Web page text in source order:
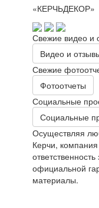
«КЕРЧЬДЕКОР»
Свежие видео и
Видео и
Свежие
Фотоотчеты
Социальные
Социальные
Осуществляя
Керчи,
официальной
материалы.